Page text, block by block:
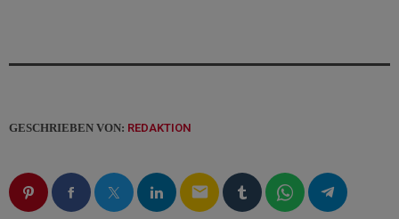
GESCHRIEBEN VON: REDAKTION
email